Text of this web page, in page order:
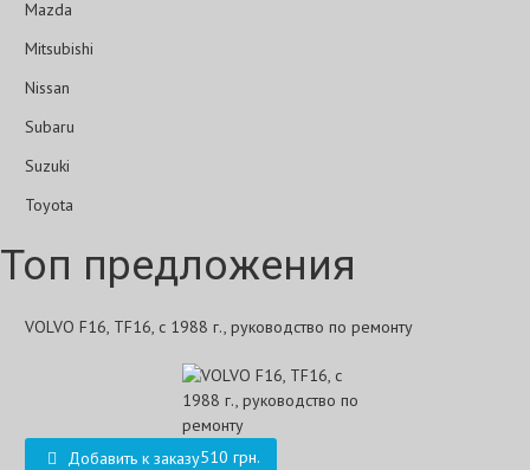
Mazda
Mitsubishi
Nissan
Subaru
Suzuki
Toyota
Топ предложения
VOLVO F16, TF16, с 1988 г., руководство по ремонту
Добавить к заказу510 грн.